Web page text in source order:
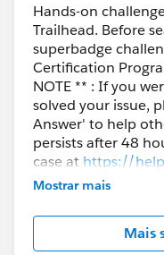
Hands-on
Trailhead. Before
superbadge
Certification
NOTE ** : If you
solved your issue,
Answer' to help
persists after 48
case at https://
further assistance.
Mostrar mais
Mais